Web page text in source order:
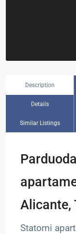
Description
Details
Similar Listings
Alicante,
Statomi